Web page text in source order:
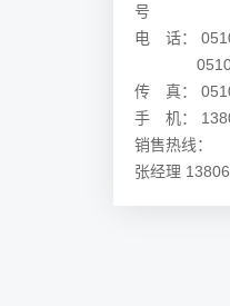
号
电 话：
0510－
传 真：
手 机：
销售热线：
张经理